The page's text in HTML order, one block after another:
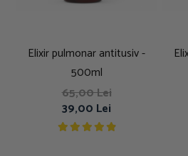
Elixir pulmonar antitusiv -
500ml
65,00 Lei
39,00 Lei